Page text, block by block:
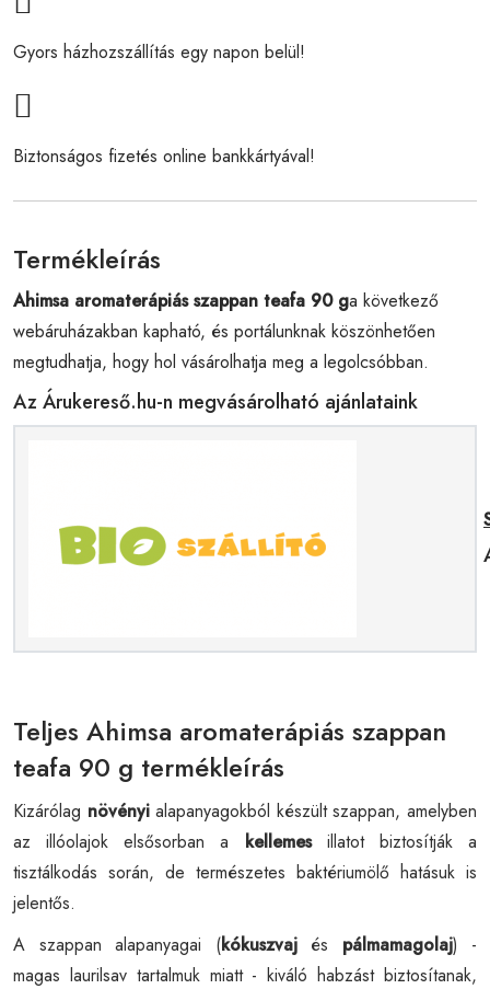
Gyors házhozszállítás egy napon belül!
Biztonságos fizetés online bankkártyával!
Termékleírás
Ahimsa aromaterápiás szappan teafa 90 ga következő
webáruházakban kapható, és portálunknak köszönhetően
megtudhatja, hogy hol vásárolhatja meg a legolcsóbban.
Az Árukereső.hu-n megvásárolható ajánlataink
Teljes Ahimsa aromaterápiás szappan
teafa 90 g termékleírás
Kizárólag növényialapanyagokból készült szappan, amelyben
az illóolajok elsősorban a kellemes illatot biztosítják a
tisztálkodás során, de természetes baktériumölő hatásuk is
jelentős.
A szappan alapanyagai (kókuszvaj és pálmamagolaj) -
magas laurilsav tartalmuk miatt - kiváló habzást biztosítanak,